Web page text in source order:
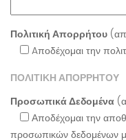
Πολιτική Απορρήτου
Aποδέχομαι την
ΠΟΛΙΤΙΚΗ ΑΠΟΡΡΗΤΟΥ
Προσωπικά Δεδομένα
Αποδέχομαι την
προσωπικών δεδομένων